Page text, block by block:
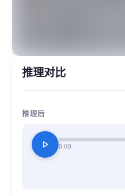
推理对比
推理后
play_arrow 0:00